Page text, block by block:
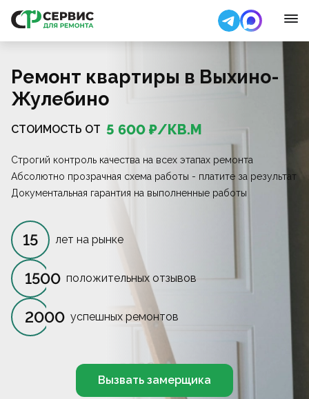
Ремонт квартиры в Выхино-
Жулебино
СТОИМОСТЬ ОТ 5 600 ₽/КВ.М
Строгий контроль качества на всех этапах ремонта
Абсолютно прозрачная схема работы - платите за результат
Документальная гарантия на выполненные работы
15 лет на рынке
1500 положительных отзывов
2000 успешных ремонтов
Вызвать замерщика